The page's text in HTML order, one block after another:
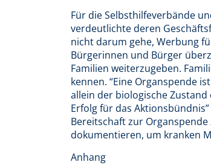
Für die Selbsthilfeverbände
verdeutlichte deren
nicht darum gehe, Werbung
Bürgerinnen und Bürger
Familien weiterzugeben.
kennen. “Eine Organspende
allein der biologische Zustand
Erfolg für das
Bereitschaft zur
dokumentieren, um kranken
Anhang